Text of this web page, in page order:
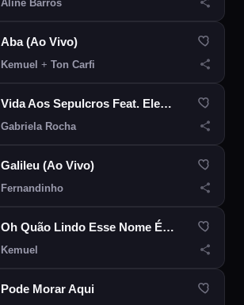
Aline Barros
Aba (Ao Vivo)
Kemuel + Ton Carfi
Vida Aos Sepulcros Feat. Elevation Worship
Gabriela Rocha
Galileu (Ao Vivo)
Fernandinho
Oh Quão Lindo Esse Nome É (What a Beautiful Name)
Kemuel
Pode Morar Aqui